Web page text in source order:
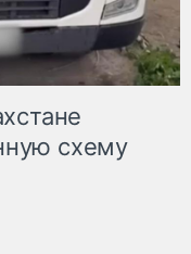
схему